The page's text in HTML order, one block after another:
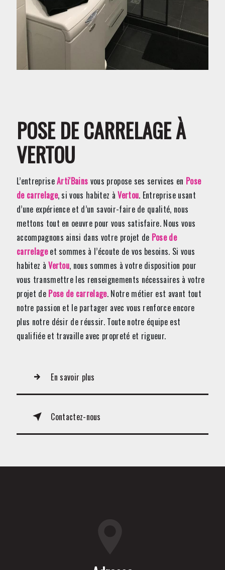
POSE DE CARRELAGE À
VERTOU
L’entrepriseArti'Bains vous propose ses services en Pose
de carrelage, si vous habitez àVertou. Entreprise usant
d’une expérience et d’un savoir-faire de qualité, nous
mettons tout en oeuvre pour vous satisfaire. Nous vous
accompagnons ainsi dans votre projet de Pose de
carrelageet sommes à l’écoute de vos besoins. Si vous
habitez àVertou, nous sommes à votre disposition pour
vous transmettre les renseignements nécessaires à votre
projet de Pose de carrelage. Notre métier est avant tout
notre passion et le partager avec vous renforce encore
plus notre désir de réussir. Toute notre équipe est
qualifiée et travaille avec propreté et rigueur.
En savoir plus
Contactez-nous